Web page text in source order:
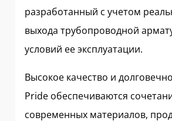
разработанный с учетом
выхода трубопроводной
условий ее эксплуатации.
Высокое качество и
Pride обеспечиваются
современных материалов,